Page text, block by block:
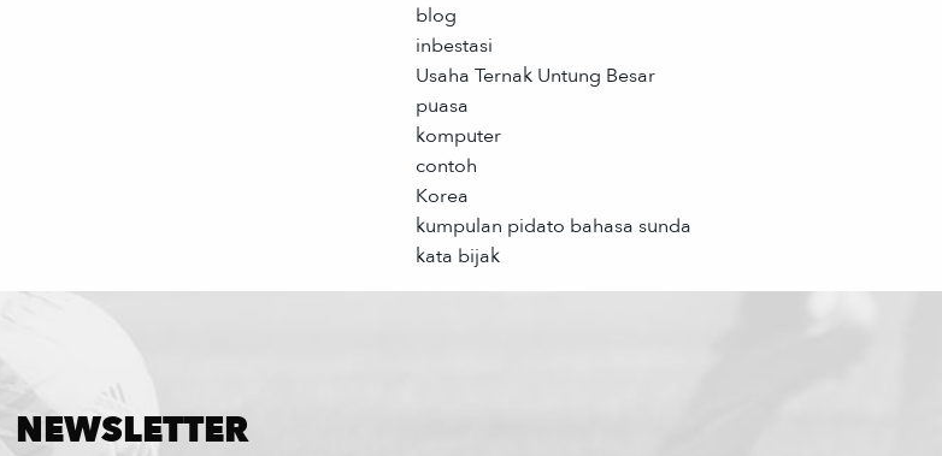
blog
inbestasi
Usaha Ternak Untung Besar
puasa
komputer
contoh
Korea
kumpulan pidato bahasa sunda
kata bijak
NEWSLETTER